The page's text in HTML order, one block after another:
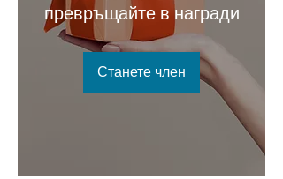
превръщайте в награди
Станете член